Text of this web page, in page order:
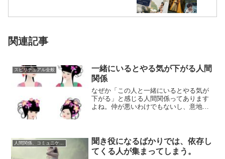
関連記事
スピリチュアル全般
一緒にいるとやる気が下がる人間
関係
なぜか「この人と一緒にいるとやる気が
下がる」と感じる人間関係ってあります
よね。仲が悪いわけでもないし、意地悪
聞き役になるばかりでは、依存し
てくる人が集まってしまう。